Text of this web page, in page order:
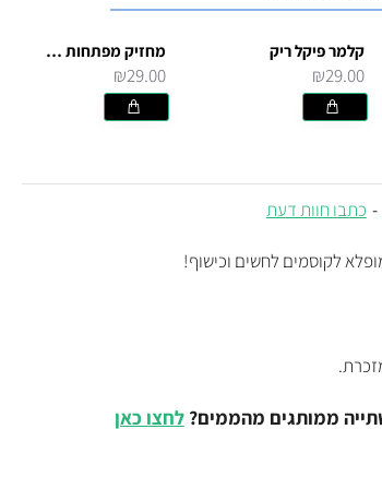
- כתבו חוות דעת
קלמר פיקל ריק
₪29.00
מחזיק מפתחות ממתכת הארי פוטר וחברים
₪29.00
ממותגים מהממים?לחצו כאן
לקוסמים לחשים וכישוף!